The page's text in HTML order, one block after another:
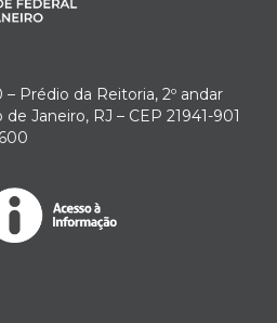
Prédio da Reitoria, 2º andar
Janeiro, RJ – CEP 21941-901